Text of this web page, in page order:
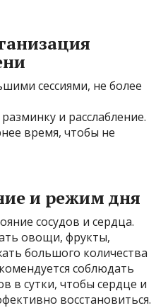
сессиями, не более
и расслабление.
время, чтобы не
и режим дня
сосудов и сердца.
овощи, фрукты,
большого количества
соблюдать
в сутки, чтобы сердце и
восстановиться.